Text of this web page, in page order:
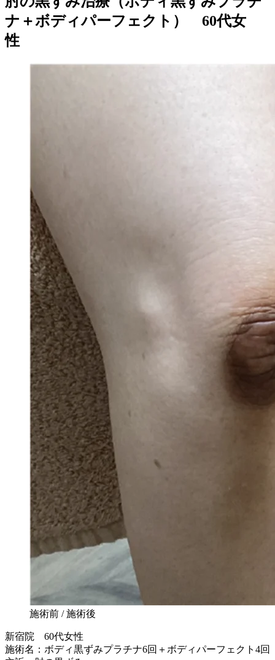
ナ＋ボディパーフェクト） 60代女
性
施術前 / 施術後
新宿院 60代女性
施術名：ボディ黒ずみプラチナ6回＋ボディパーフェクト4回